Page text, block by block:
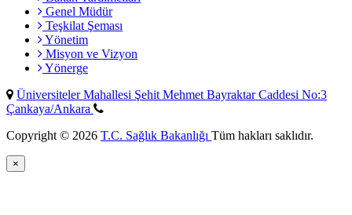
Genel Müdür
Teşkilat Şeması
Yönetim
Misyon ve Vizyon
Yönerge
Üniversiteler Mahallesi Şehit Mehmet Bayraktar Caddesi No:3
Çankaya/Ankara
Copyright © 2026 T.C. Sağlık Bakanlığı Tüm hakları saklıdır.
×